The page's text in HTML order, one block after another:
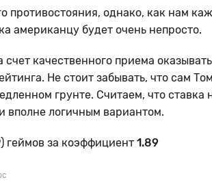
однако, как нам
американцу будет очень непросто.
качественного приема
Не стоит забывать, что сам
грунте. Считаем, что
вполне логичным вариантом.
геймов за коэффициент 1.89